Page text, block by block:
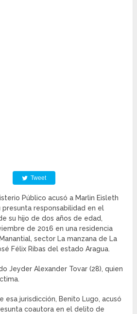
Tweet
Público acusó a Marlin Eisleth
presunta responsabilidad en el
su hijo de dos años de edad,
de 2016 en una residencia
sector La manzana de La
Félix Ribas del estado Aragua.
Jeyder Alexander Tovar (28), quien
esa jurisdicción, Benito Lugo, acusó
coautora en el delito de